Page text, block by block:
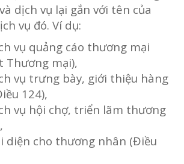
dịch vụ lại gắn với tên của
vụ đó. Ví dụ:
vụ quảng cáo thương mại
Thương mại),
vụ trưng bày, giới thiệu hàng
124),
vụ hội chợ, triển lãm thương
diện cho thương nhân (Điều